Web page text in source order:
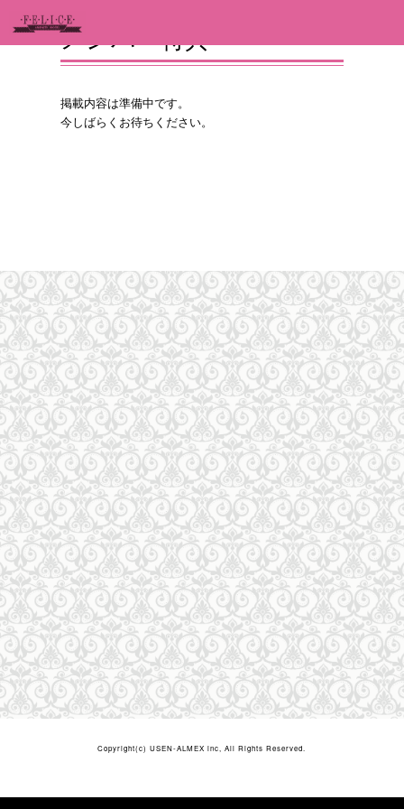
メンバー特典
掲載内容は準備中です。
今しばらくお待ちください。
Copyright(c)USEN-ALMEX inc, All Rights Reserved.